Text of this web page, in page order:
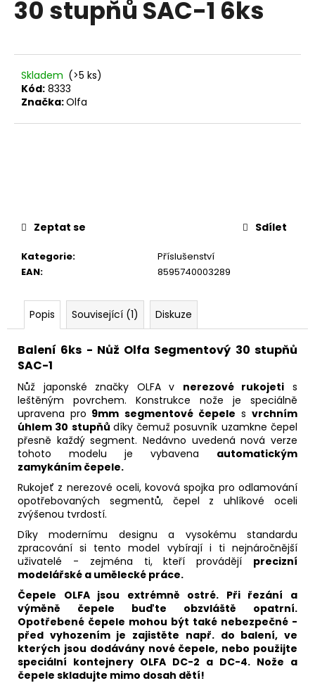
30 stupňů SAC-1 6ks
Skladem (>5 ks)
Kód: 8333
Značka:Olfa
Kategorie:
Příslušenství
EAN: 8595740003289
Zeptat se Sdílet
Popis Související (1) Diskuze
Balení 6ks - Nůž Olfa Segmentový 30 stupňů
SAC-1
Nůž japonské značky OLFA v nerezové rukojeti
s
leštěným povrchem. Konstrukce nože je speciálně
upravena pro 9mm segmentové čepele s vrchním
úhlem 30 stupňů díky čemuž posuvník uzamkne čepel
přesně každý segment. Nedávno uvedená nová verze
tohoto modelu je vybavena
automatickým
zamykáním čepele.
Rukojeť z nerezové oceli, kovová spojka pro odlamování
opotřebovaných segmentů, čepel z uhlíkové oceli
zvýšenou tvrdostí.
Díky modernímu designu a vysokému standardu
zpracování si tento model vybírají i ti nejnáročnější
uživatelé - zejména ti, kteří provádějí
precizní
modelářské a umělecké práce.
Čepele OLFA jsou extrémně ostré. Při řezání a
výměně čepele buďte obzvláště opatrní.
Opotřebené čepele mohou být také nebezpečné -
před vyhozením je zajistěte např. do balení, ve
kterých jsou dodávány nové čepele, nebo použijte
speciální kontejnery OLFA DC-2 a DC-4. Nože a
čepele skladujte mimo dosah dětí!
a
í
?
D
p
o
u
e
m
e